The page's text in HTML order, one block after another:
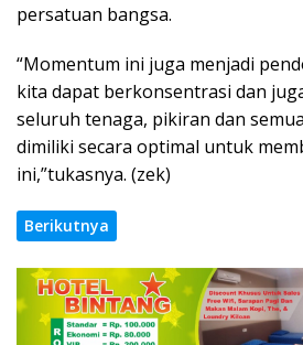
persatuan bangsa.
“Momentum ini juga menjadi
kita dapat berkonsentrasi dan
seluruh tenaga, pikiran dan
dimiliki secara optimal untuk
ini,”tukasnya. (zek)
Berikutnya